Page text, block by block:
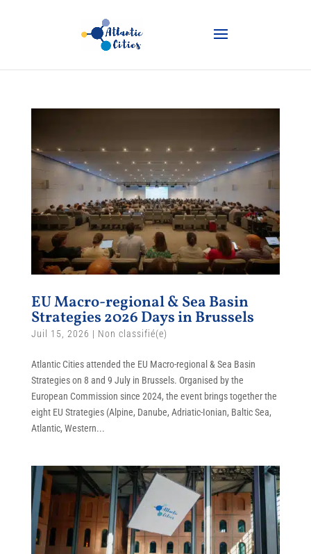
EU Macro-regional & Sea Basin
Strategies 2026 Days in Brussels
Juil 15, 2026 | Non classifié(e)
Atlantic Cities attended the EU Macro-regional & Sea Basin
Strategies on 8 and 9 July in Brussels. Organised by the
European Commission since 2024, the event brings together the
eight EU Strategies (Alpine, Danube, Adriatic-Ionian, Baltic Sea,
Atlantic, Western...